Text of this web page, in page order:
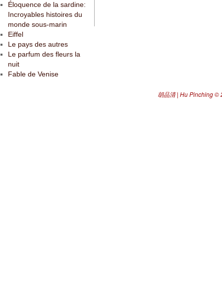
Éloquence de la sardine:
Incroyables histoires du
monde sous-marin
Eiffel
Le pays des autres
Le parfum des fleurs la
nuit
Fable de Venise
胡品清 | Hu Pinching©